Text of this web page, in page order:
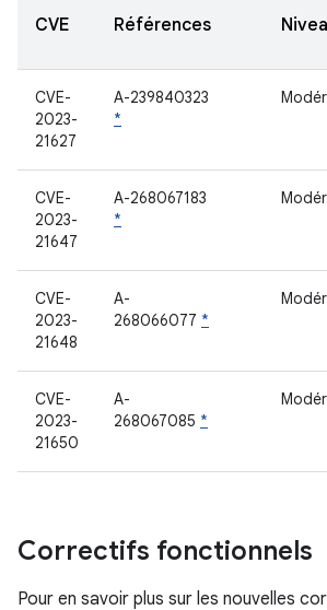
CVE Références
CVE-
2023-
21627
A-239840323
*
CVE-
2023-
21647
A-268067183
*
CVE-
2023-
21648
A-
268066077 *
CVE-
2023-
21650
A-
268067085 *
Correctifs fonctionnels
Pour en savoir plus sur les nouvelles